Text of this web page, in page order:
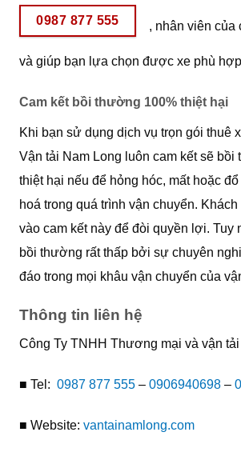
0987 877 555 , nhân viên của
và giúp bạn lựa chọn được xe phù
Cam kết bồi thường 100% thiệt hại
Khi bạn sử dụng dịch vụ trọn gói thuê
Vận tải Nam Long luôn cam kết sẽ bồi
thiệt hại nếu để hỏng hóc, mất hoặc
hoá trong quá trình vận chuyển.
vào cam kết này để đòi quyền lợi. Tuy
bồi thường rất thấp bởi sự chuyên
đáo trong mọi khâu vận chuyển của
Thông tin liên hệ
Công Ty TNHH Thương mại và vận
■ Tel: 0987 877 555 – 0906940698 –
■ Website: vantainamlong.com